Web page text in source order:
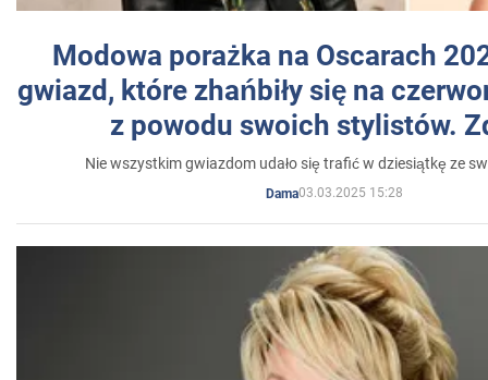
Modowa porażka na Oscarach
gwiazd, które zhańbiły się na
z powodu swoich stylistów.
Nie wszystkim gwiazdom udało się trafić w dziesiątkę ze
Dama03.03.2025 15:28